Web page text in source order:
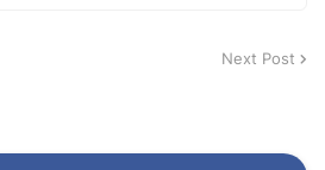
Next Post